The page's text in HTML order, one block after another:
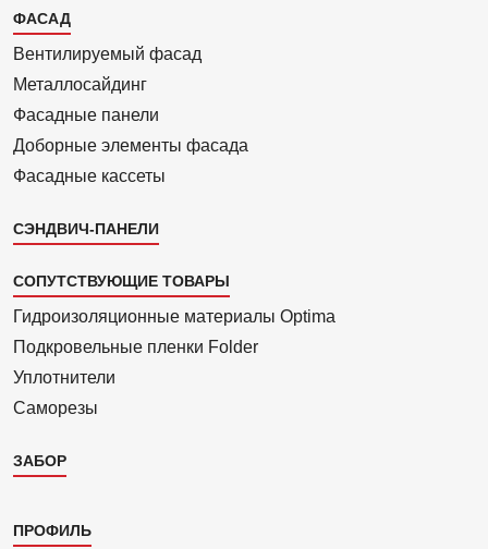
Каталог
2
ФАСАД
Вентилиру­емый фасад
Металло­сайдинг
Фасадные панели
Доборные элементы фасада
Фасадные кассеты
СЭНДВИЧ-ПАНЕЛИ
СОПУТСТВУЮЩИЕ ТОВАРЫ
Гидроизоля­ционные материалы Optima
Подкровель­ные пленки Folder
Уплотнители
Саморезы
ЗАБОР
Каталог
ПРОФИЛЬ